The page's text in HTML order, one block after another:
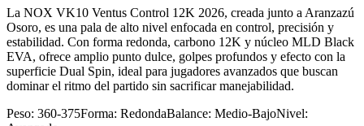
La NOX VK10 Ventus Control 12K 2026, creada junto a Aranzazú
Osoro, es una pala de alto nivel enfocada en control, precisión y
estabilidad. Con forma redonda, carbono 12K y núcleo MLD Black
EVA, ofrece amplio punto dulce, golpes profundos y efecto con la
superficie Dual Spin, ideal para jugadores avanzados que buscan
dominar el ritmo del partido sin sacrificar manejabilidad.
Peso: 360-375Forma: RedondaBalance: Medio-BajoNivel: